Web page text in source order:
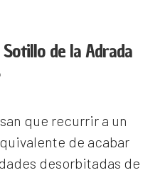
de la Adrada
que recurrir a un
de acabar
desorbitadas de